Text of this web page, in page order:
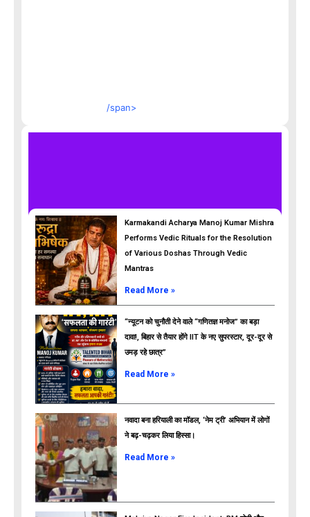
/span>
ads
Karmakandi Acharya Manoj Kumar Mishra
Performs Vedic Rituals for the Resolution
of Various Doshas Through Vedic
Mantras
Read More »
“न्यूटन को चुनौती देने वाले “गणितज्ञ मनोज” का बड़ा
दावा!, बिहार से तैयार होंगे IIT के नए सुपरस्टार, दूर-दूर से
उमड़ रहे छात्र”
Read More »
नवादा बना हरियाली का मॉडल, ‘नेम ट्री’ अभियान में लोगों
ने बढ़-चढ़कर लिया हिस्सा।
Read More »